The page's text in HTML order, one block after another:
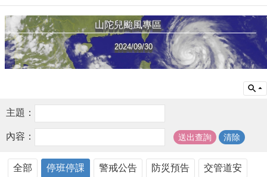
山陀兒颱風專區
2024/09/30
主題：
內容：
全部 停班停課 警戒公告 防災預告 交管道安